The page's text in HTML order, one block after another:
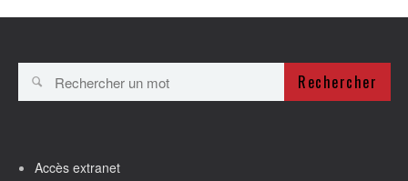
Rechercher
Accès extranet